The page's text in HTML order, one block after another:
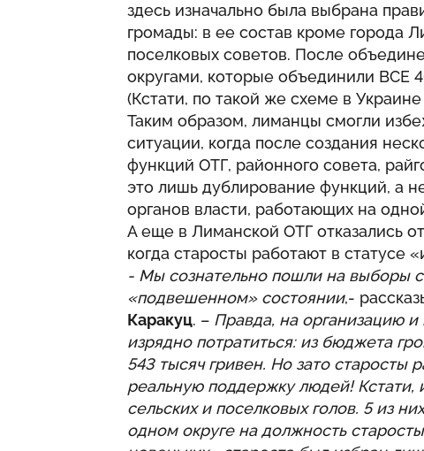
здесь изначально была выбрана
громады: в ее состав кроме города
поселковых советов. После
округами, которые объединили ВСЕ
(Кстати, по такой же схеме в
Таким образом, лиманцы смогли
ситуации, когда после создания
функций ОТГ, районного совета,
это лишь дублирование функций, а
органов власти, работающих на
А еще в Лиманской ОТГ отказались
когда старосты работают в статусе
- Мы сознательно пошли на выборы
«подвешенном» состоянии,-
Каракуц. – Правда, на организацию
изрядно потратиться: из бюджета
543 тысяч гривен. Но зато старосты
реальную поддержку людей! Кстати,
сельских и поселковых голов. 5 из
одном округе на должность